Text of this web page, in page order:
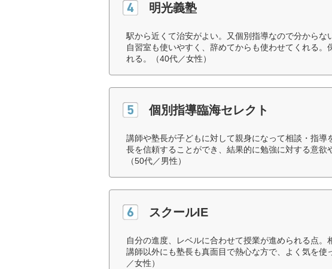
明光義塾
駅から近くて治安がよい。又個別指導なので分からな
自習室も使いやすく、辞めてからも使わせてくれる。
れる。（40代／女性）
個別指導臨海セレクト
講師や塾長が子どもに対して親身になって相談・指
長を信頼することができ、結果的に勉強に対する意欲
（50代／男性）
スクールIE
自分の進度、レベルに合わせて授業が進められる点
講師以外にも塾長も真面目で熱心な方で、よく気を
／女性）